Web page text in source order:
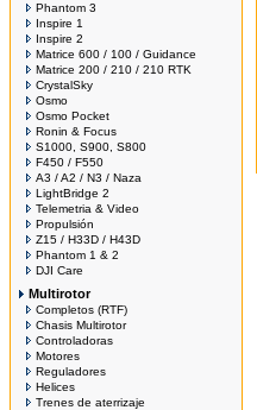
Phantom 3
Inspire 1
Inspire 2
Matrice 600 / 100 / Guidance
Matrice 200 / 210 / 210 RTK
CrystalSky
Osmo
Osmo Pocket
Ronin & Focus
S1000, S900, S800
F450 / F550
A3 / A2 / N3 / Naza
LightBridge 2
Telemetria & Video
Propulsión
Z15 / H33D / H43D
Phantom 1 & 2
DJI Care
Multirotor
Completos (RTF)
Chasis Multirotor
Controladoras
Motores
Reguladores
Helices
Trenes de aterrizaje